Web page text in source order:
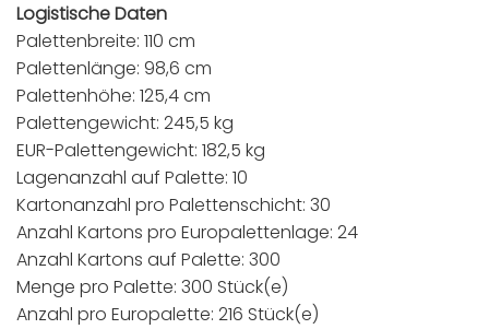
Logistische Daten
Palettenbreite: 110 cm
Palettenlänge: 98,6 cm
Palettenhöhe: 125,4 cm
Palettengewicht: 245,5 kg
EUR-Palettengewicht: 182,5 kg
Lagenanzahl auf Palette: 10
Kartonanzahl pro Palettenschicht: 30
Anzahl Kartons pro Europalettenlage: 24
Anzahl Kartons auf Palette: 300
Menge pro Palette: 300 Stück(e)
Anzahl pro Europalette: 216 Stück(e)